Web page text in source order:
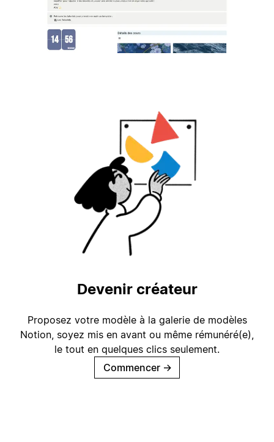
Devenir créateur
Proposez votre modèle à la galerie de modèles
Notion, soyez mis en avant ou même rémunéré(e),
le tout en quelques clics seulement.
Commencer →